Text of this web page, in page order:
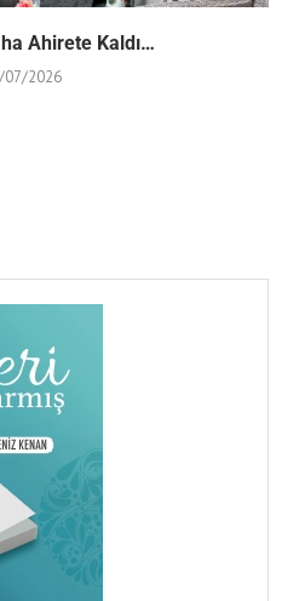
Ahirete Kaldı…
07/2026